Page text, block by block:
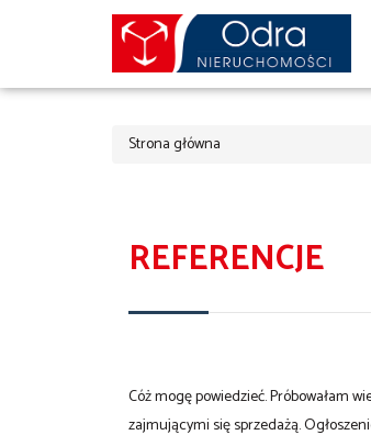
Strona główna
REFERENCJE
Cóż mogę powiedzieć. Próbowałam
zajmującymi się sprzedażą.